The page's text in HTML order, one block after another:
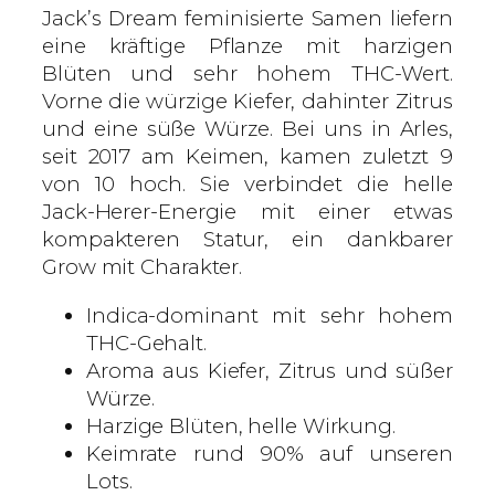
–
f
e
m
i
n
i
s
i
e
Jack’s Dream feminisierte Samen liefern
eine kräftige Pflanze mit harzigen
Blüten und sehr hohem THC-Wert.
Vorne die würzige Kiefer, dahinter Zitrus
und eine süße Würze. Bei uns in Arles,
seit 2017 am Keimen, kamen zuletzt 9
von 10 hoch. Sie verbindet die helle
Jack-Herer-Energie mit einer etwas
kompakteren Statur, ein dankbarer
Grow mit Charakter.
Indica-dominant mit sehr hohem
THC-Gehalt.
Aroma aus Kiefer, Zitrus und süßer
Würze.
Harzige Blüten, helle Wirkung.
Keimrate rund 90% auf unseren
Lots.